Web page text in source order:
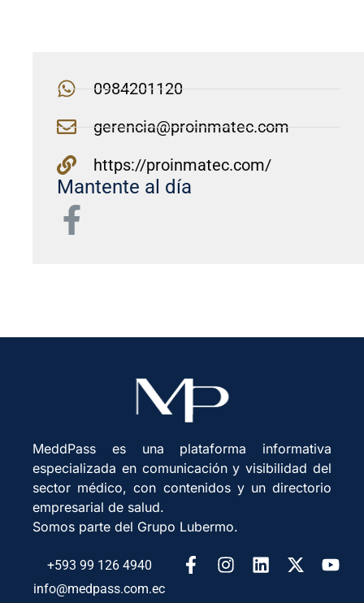
0984201120
gerencia@proinmatec.com
https://proinmatec.com/
Mantente al día
MeddPass es una plataforma informativa
especializada en comunicación y visibilidad del
sector médico, con contenidos y un directorio
empresarial de salud.
Somos parte del Grupo Lubermo.
+593 99 126 4940
info@medpass.com.ec